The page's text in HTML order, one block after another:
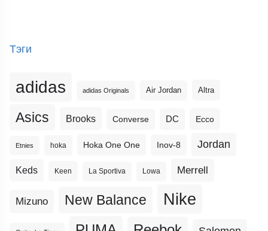
Тэги
adidas adidas Originals Air Jordan Altra
Asics Brooks Converse DC Ecco
Etnies hoka Hoka One One Inov-8 Jordan
Keds Keen La Sportiva Lowa Merrell
Mizuno New Balance Nike